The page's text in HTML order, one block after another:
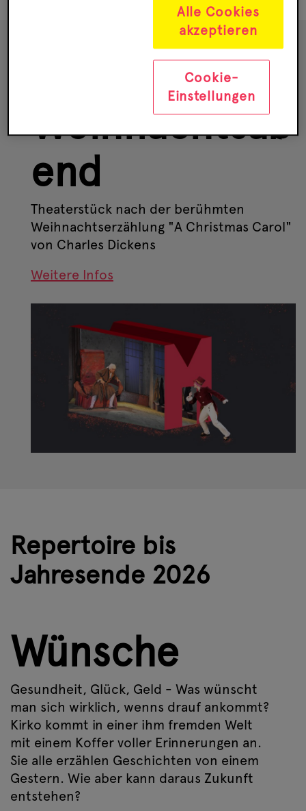
Weihnachtsab
end
Theaterstück nach der berühmten
Weihnachtserzählung "A Christmas Carol"
von Charles Dickens
Weitere Infos
Repertoire bis
Jahresende 2026
Wünsche
Gesundheit, Glück, Geld - Was wünscht
man sich wirklich, wenns drauf ankommt?
Kirko kommt in einer ihm fremden Welt
mit einem Koffer voller Erinnerungen an.
Sie alle erzählen Geschichten von einem
Gestern. Wie aber kann daraus Zukunft
entstehen?
Alle Cookies
akzeptieren
Cookie-
Einstellungen